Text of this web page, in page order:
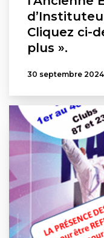
Cliquez ci-
plus ».
30 septembre 2024